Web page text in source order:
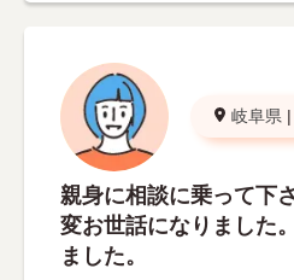
岐阜県 |
親身に相談に乗って下
変お世話になりました
ました。